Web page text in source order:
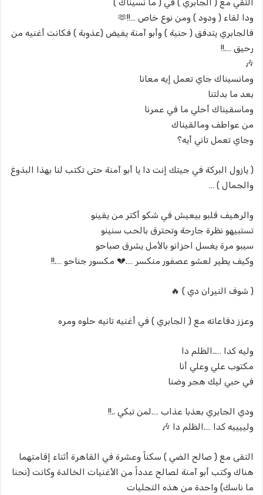
التقي مع ( الجابري ) في ( ما نسيناك )
ودا لقاء ( ودود ) ومن نوع خاص …!!🫶
فالجابري يتدفق ( حنية ) وأبو آمنة يفيض (عذوبة ) فكانت أغنيه من
رحيق ….!!
🎶
ومانسيناك جاي تعمل إيه معانا
بعد ما بدلتنا
وماسقيناك أحلي ما في عمرنا
من عواطف ومالقيناك
وجاي تعمل تاني أيه؟
( يازول البركة في جيتك إنت دا يا أبو آمنة حتى تكتب لنا بهذا البذوغ
والجمال ) …
والرهيف قلبو بيعيش في شكو أكتر من يقينو
تستبيهو نظرة جارحة وتحترق بالحب سنينو
سيبو مرة يغسل احزانو بالأمل يشرق صباحو
وكيف يطير لعشو عصفور منكسر ….💔 مكسور جناحو ….!!
( شوف النيران دي ) 🔥
وعزز دفاعاته مع ( الجابري ) في أغنيه تانيه حلوه ومره
وليه كدا …..الظلم دا
مكتوب علي وعلي أنا
في حبي ليك هجر وضنا
ودي الجابري بعذبا عذاب ….لمن تبكي ..!!
ولييييه كدا ….الظلم دا 🎶
التقى مع ( صالح الضي ) سكناً وعشرة في القاهرة أثناء إقامتهما
هناك وكتب أبو آمنة لصالح عدداً من الأغنيات الخالدة وكانت (نحنا
ما ناسك) واحدة من هذه التجليات